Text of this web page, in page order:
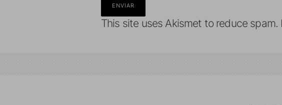
This site uses Akismet to reduce spam.